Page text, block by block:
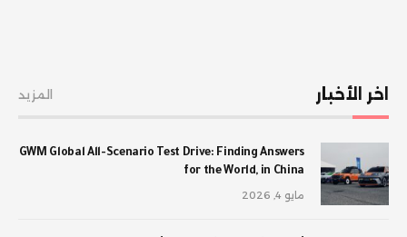
اخر الأخبار المزيد
GWM Global All-Scenario Test Drive: Finding Answers
for the World, in China
مايو 4, 2026